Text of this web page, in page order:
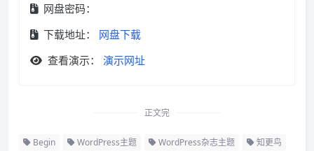
网盘密码：
下载地址：
网盘下载
查看演示：
演示网址
正文完
Begin WordPress主题 WordPress杂志主题 知更鸟